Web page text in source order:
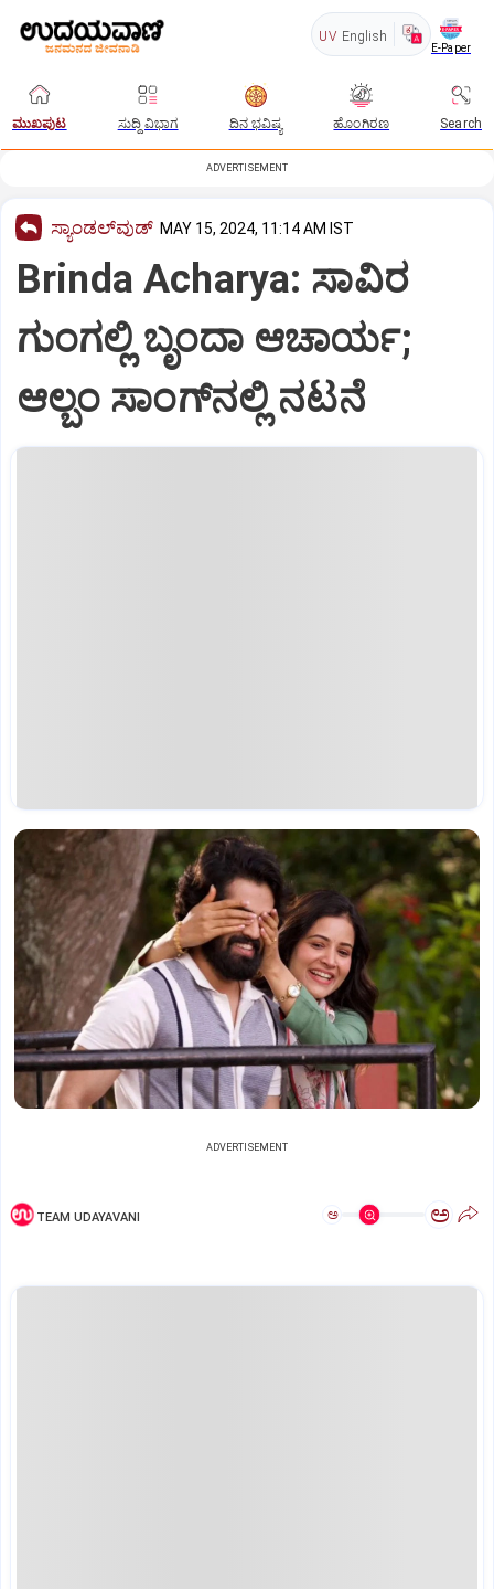
UV English
E-Paper
ಮುಖಪುಟ ಸುದ್ದಿ ವಿಭಾಗ ದಿನ ಭವಿಷ್ಯ ಹೊಂಗಿರಣ Search
ADVERTISEMENT
ಸ್ಯಾಂಡಲ್‌ವುಡ್‌ MAY 15, 2024, 11:14 AM IST
Brinda Acharya: ಸಾವಿರ
ಗುಂಗಲ್ಲಿ ಬೃಂದಾ ಆಚಾರ್ಯ;
ಆಲ್ಬಂ ಸಾಂಗ್‌ನಲ್ಲಿ ನಟನೆ
ADVERTISEMENT
TEAM UDAYAVANI ಅ ಅ